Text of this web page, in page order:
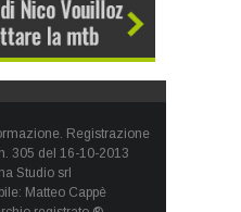
Registrazione
305 del 16-10-2013
Studio srl
Matteo Cappè